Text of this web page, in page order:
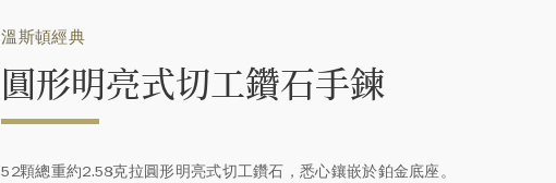
溫斯頓經典
圓形明亮式切工鑽石手鍊
52顆總重約2.58克拉圓形明亮式切工鑽石，悉心鑲嵌於鉑金底座。